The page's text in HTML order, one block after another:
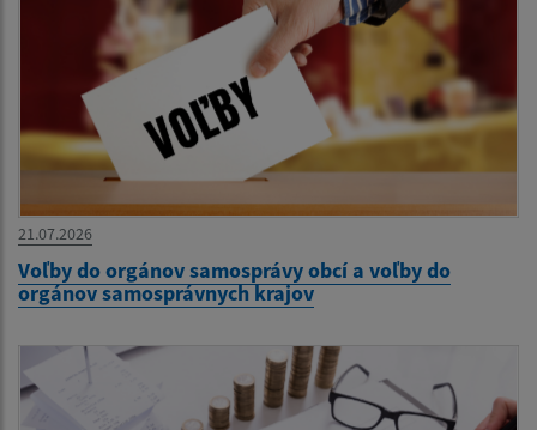
21.07.2026
Voľby do orgánov samosprávy obcí a voľby do
orgánov samosprávnych krajov